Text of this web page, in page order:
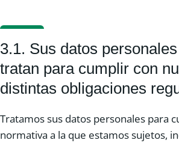
3.1. Sus datos
tratan para cumplir con
distintas obligaciones
Tratamos sus datos personales para
normativa a la que estamos sujetos,